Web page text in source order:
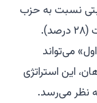
نسبت به حزب
جمهوری‌خواه (۳۲ درصد) دارند تا حزب دموکرات (۲۸ درصد).
می‌تواند
این استراتژی
نظر می‌رسد.